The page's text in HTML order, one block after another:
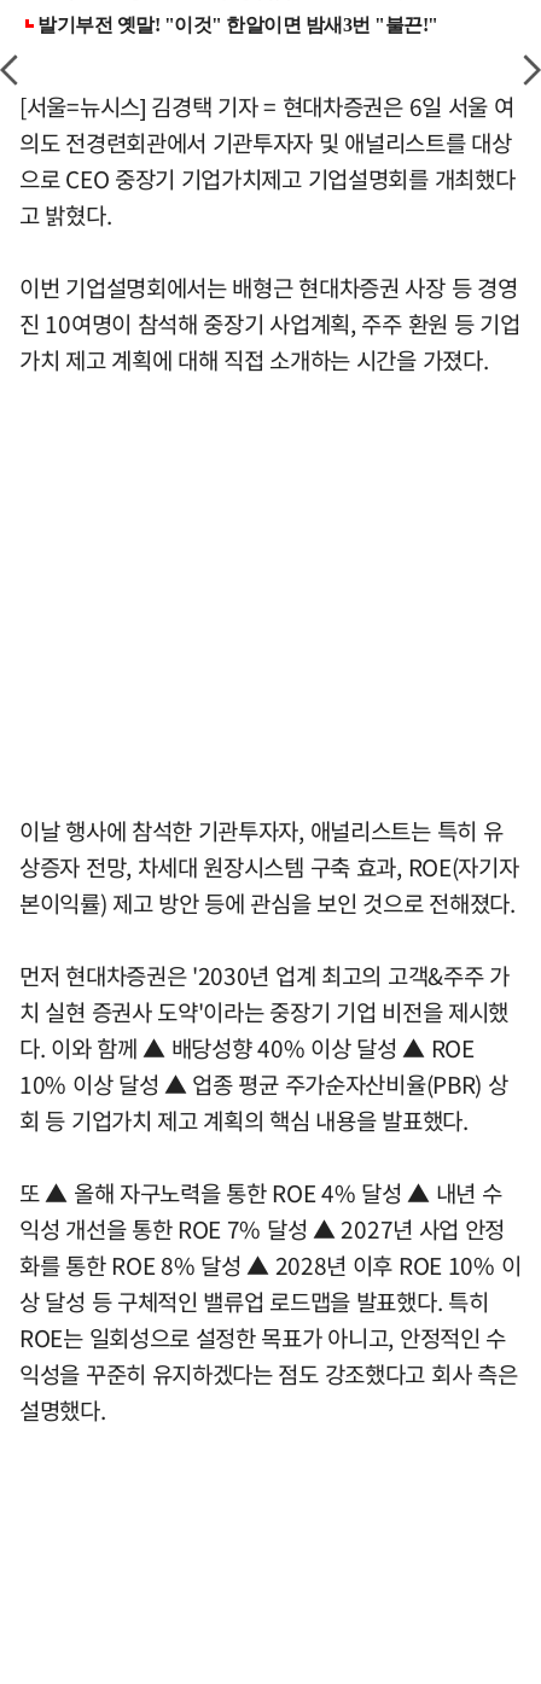
[서울=뉴시스] 김경택 기자 = 현대차증권은 6일 서울 여
의도 전경련회관에서 기관투자자 및 애널리스트를 대상
으로 CEO 중장기 기업가치제고 기업설명회를 개최했다
고 밝혔다.
이번 기업설명회에서는 배형근 현대차증권 사장 등 경영
진 10여명이 참석해 중장기 사업계획, 주주 환원 등 기업
가치 제고 계획에 대해 직접 소개하는 시간을 가졌다.
이날 행사에 참석한 기관투자자, 애널리스트는 특히 유
상증자 전망, 차세대 원장시스템 구축 효과, ROE(자기자
본이익률) 제고 방안 등에 관심을 보인 것으로 전해졌다.
먼저 현대차증권은 '2030년 업계 최고의 고객&주주 가
치 실현 증권사 도약'이라는 중장기 기업 비전을 제시했
다. 이와 함께 ▲ 배당성향 40% 이상 달성 ▲ ROE
10% 이상 달성 ▲ 업종 평균 주가순자산비율(PBR) 상
회 등 기업가치 제고 계획의 핵심 내용을 발표했다.
또 ▲ 올해 자구노력을 통한 ROE 4% 달성 ▲ 내년 수
익성 개선을 통한 ROE 7% 달성 ▲ 2027년 사업 안정
화를 통한 ROE 8% 달성 ▲ 2028년 이후 ROE 10% 이
상 달성 등 구체적인 밸류업 로드맵을 발표했다. 특히
ROE는 일회성으로 설정한 목표가 아니고, 안정적인 수
익성을 꾸준히 유지하겠다는 점도 강조했다고 회사 측은
설명했다.